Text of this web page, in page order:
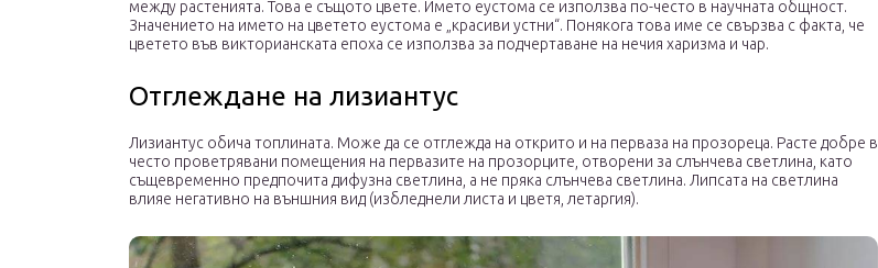
между растенията. Това е същото цвете. Името еустома се използва по-често в научната общност.
Значението на името на цветето еустома е „красиви устни“. Понякога това име се свързва с факта, че
цветето във викторианската епоха се използва за подчертаване на нечия харизма и чар.
Отглеждане на лизиантус
Лизиантус обича топлината. Може да се отглежда на открито и на перваза на прозореца. Расте добре в
често проветрявани помещения на первазите на прозорците, отворени за слънчева светлина, като
същевременно предпочита дифузна светлина, а не пряка слънчева светлина. Липсата на светлина
влияе негативно на външния вид (избледнели листа и цветя, летаргия).